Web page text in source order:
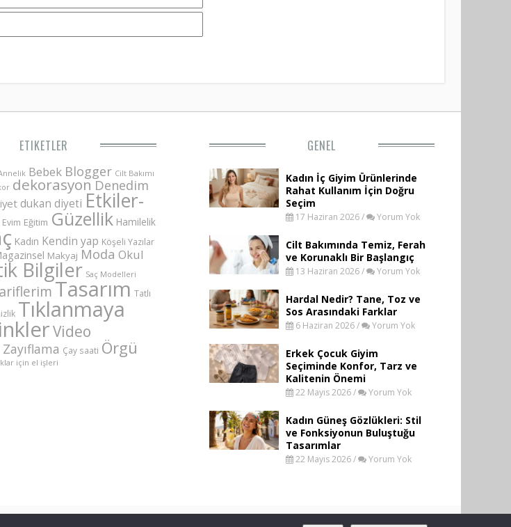
ETIKETLER
Bebek Blogger Cilt Bakımı
dekorasyon Denedim
dukan diyeti Etkiler-
Evim Eğitim Güzellik Hamilelik
Kadın Kendin yap Köşeli Yazılar
Makyaj Moda Okul
Bilgiler Saç Modelleri
Tasarım Tatlı
Tıklanmaya
Video
Zayıflama Çay saati Örgü
için el işleri
GENEL
Kadın İç Giyim Ürünlerinde
Rahat Kullanım İçin Doğru
Seçim
17 Haziran 2026 / Yorum Yok
Cilt Bakımında Temiz, Ferah
ve Korunaklı Bir Başlangıç
13 Haziran 2026 / Yorum Yok
Hardal Nedir? Tane, Toz ve
Sos Arasındaki Farklar
6 Haziran 2026 / Yorum Yok
Erkek Çocuk Giyim
Seçiminde Konfor, Tarz ve
Kalitenin Önemi
22 Mayıs 2026 / Yorum Yok
Kadın Güneş Gözlükleri: Stil
ve Fonksiyonun Buluştuğu
Tasarımlar
22 Mayıs 2026 / Yorum Yok